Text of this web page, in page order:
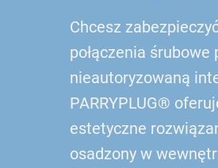
Chcesz
połączenia śrubowe
nieautoryzowaną
PARRYPLUG®
estetyczne
osadzony w